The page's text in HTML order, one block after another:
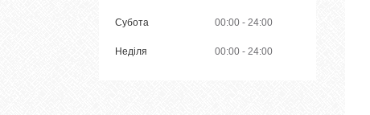
Субота 00:00 24:00
Неділя 00:00 24:00